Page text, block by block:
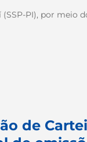
PI), por
de